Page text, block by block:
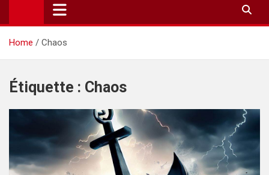
Home Chaos
Étiquette : Chaos